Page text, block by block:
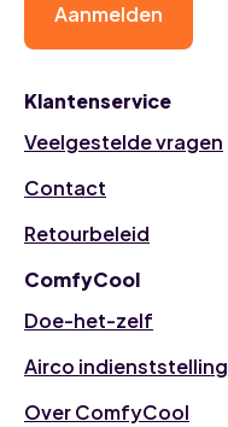
Klantenservice
Veelgestelde vragen
Contact
Retourbeleid
ComfyCool
Doe-het-zelf
Airco indienststelling
Over ComfyCool
Aanmelden